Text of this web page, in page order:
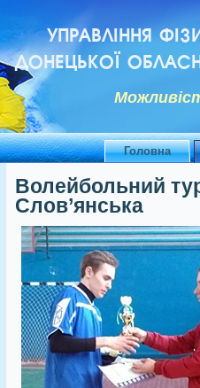
УПРАВЛІННЯ
ДОНЕЦЬКОЇ
Головна
Волейбольний
Слов’янська